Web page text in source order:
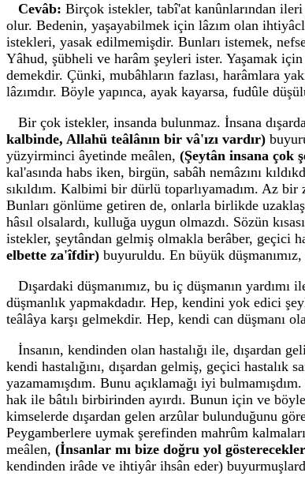
Cevâb: Birçok istekler, tabî'at kanûnlarından ileri
olur. Bedenin, yaşayabilmek için lâzım olan
istekleri, yasak edilmemişdir. Bunları istemek,
Yâhud, şübheli ve harâm şeyleri ister. Yaşamak için
demekdir. Çünki, mubâhların fazlası, harâmlara
lâzımdır. Böyle yapınca, ayak kayarsa, fudûle
Bir çok istekler, insanda bulunmaz. İnsana
kalbinde, Allahü teâlânın bir vâ'ızı vardır)
yüzyirminci âyetinde meâlen, (Şeytân insana çok
kal'asında habs iken, birgün, sabâh nemâzını
sıkıldım. Kalbimi bir dürlü toparlıyamadım. Az
Bunları gönlüme getiren de, onlarla birlikde
hâsıl olsalardı, kulluğa uygun olmazdı. Sözün
istekler, şeytândan gelmiş olmakla berâber, geçici
elbette za'îfdir) buyuruldu. En büyük düşmanımız,
Dışardaki düşmanımız, bu iç düşmanın
düşmanlık yapmakdadır. Hep, kendini yok edici
teâlâya karşı gelmekdir. Hep, kendi can düşmanı
İnsanın, kendinden olan hastalığı ile, dışardan
kendi hastalığını, dışardan gelmiş, geçici
yazamamışdım. Bunu açıklamağı iyi
hak ile bâtılı birbirinden ayırdı. Bunun için ve
kimselerde dışardan gelen arzûlar bulunduğunu
Peygamberlere uymak şerefinden mahrûm
meâlen, (İnsanlar mı bize doğru yol
kendinden irâde ve ihtiyâr ihsân eder)